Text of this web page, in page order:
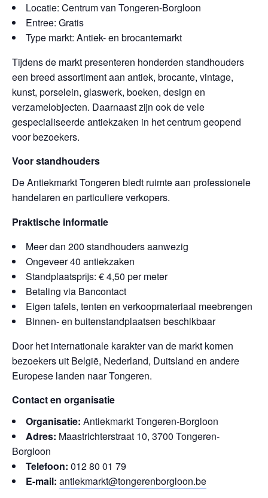
Locatie: Centrum van Tongeren-Borgloon
Entree: Gratis
Type markt: Antiek- en brocantemarkt
Tijdens de markt presenteren honderden standhouders
een breed assortiment aan antiek, brocante, vintage,
kunst, porselein, glaswerk, boeken, design en
verzamelobjecten. Daarnaast zijn ook de vele
gespecialiseerde antiekzaken in het centrum geopend
voor bezoekers.
Voor standhouders
De Antiekmarkt Tongeren biedt ruimte aan professionele
handelaren en particuliere verkopers.
Praktische informatie
Meer dan 200 standhouders aanwezig
Ongeveer 40 antiekzaken
Standplaatsprijs: € 4,50 per meter
Betaling via Bancontact
Eigen tafels, tenten en verkoopmateriaal meebrengen
Binnen- en buitenstandplaatsen beschikbaar
Door het internationale karakter van de markt komen
bezoekers uit België, Nederland, Duitsland en andere
Europese landen naar Tongeren.
Contact en organisatie
Organisatie: Antiekmarkt Tongeren-Borgloon
Adres: Maastrichterstraat 10, 3700 Tongeren-
Borgloon
Telefoon: 012 80 01 79
E-mail: antiekmarkt@tongerenborgloon.be